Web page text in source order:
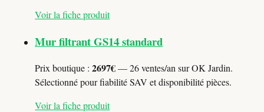
Voir la fiche produit
Mur filtrant GS14 standard
Prix boutique :2697€— 26 ventes/an sur OK Jardin.
Sélectionné pour fiabilité SAV et disponibilité pièces.
Voir la fiche produit